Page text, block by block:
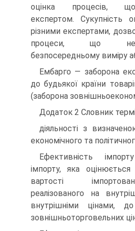
оцінка процесів, що
експертом. Сукупність
різними експертами,
процеси, що не
безпосередньому виміру
Ембарго — заборона
до будьякої країни
(заборона
Додаток 2 Словник
діяльності з
економічного та
Ефективність
імпорту, яка оцінюється
вартості
реалізованого на
внутрішніми цінами,
зовнішньоторговельних